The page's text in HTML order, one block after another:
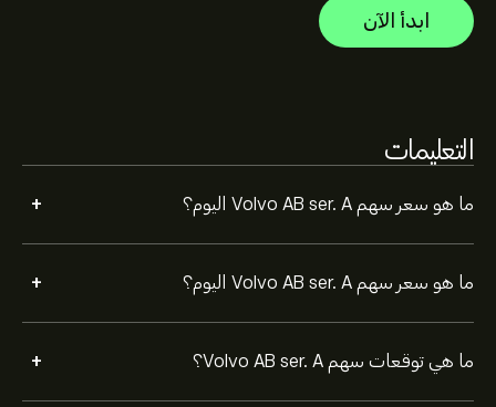
ابدأ الآن
التعليمات
ما هو سعر سهم Volvo AB ser. A اليوم؟ +
ما هو سعر سهم Volvo AB ser. A اليوم؟ +
ما هي توقعات سهم Volvo AB ser. A؟ +